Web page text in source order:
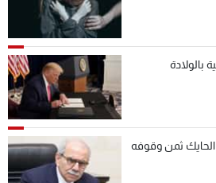
بالولادة
ثمن وقوفه
شروط الإسـتخدام